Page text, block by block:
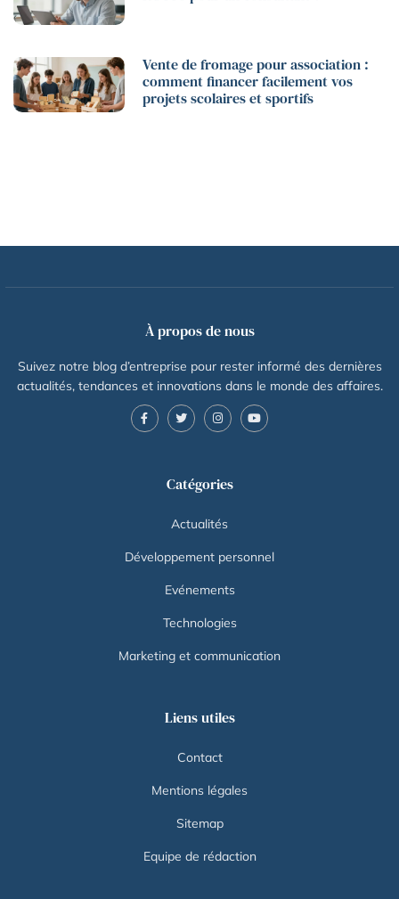
Vente de fromage pour association :
comment financer facilement vos
projets scolaires et sportifs
À propos de nous
Suivez notre blog d’entreprise pour rester informé des dernières
actualités, tendances et innovations dans le monde des affaires.
Catégories
Actualités
Développement personnel
Evénements
Technologies
Marketing et communication
Liens utiles
Contact
Mentions légales
Sitemap
Equipe de rédaction